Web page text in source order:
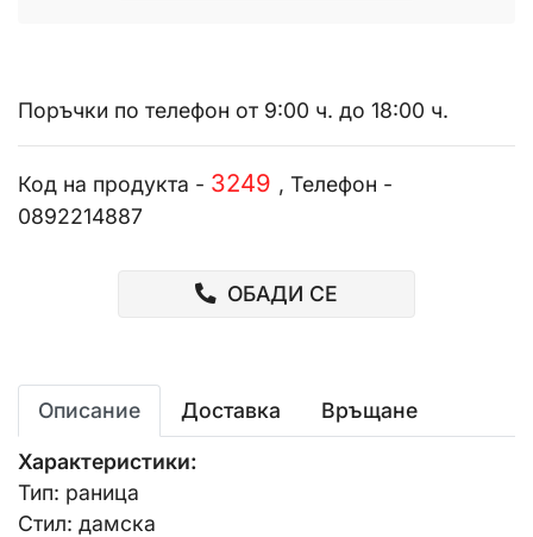
Поръчки по телефон от 9:00 ч. до 18:00 ч.
Код на продукта - 3249 , Телефон -
0892214887
ОБАДИ СЕ
Описание Доставка Връщане
Характеристики:
Тип: раница
Стил: дамска